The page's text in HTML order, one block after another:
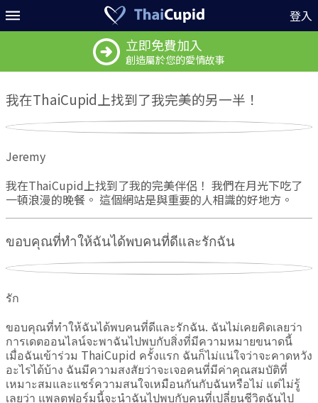
登入
立即免費加入
創造屬於您的愛情故事
我在ThaiCupid上找到了我完美的另一半！
Jeremy
我在ThaiCupid上找到了我的完美伴侶！ 我們在月光下吃了
一頓浪漫的晚餐。 這個網站是與重要的人相識的好地方。
ขอบคุณที่ทำให้ฉันได้พบคนที่ดีและรักฉัน
รัก
ขอบคุณที่ทำให้ฉันได้พบคนที่ดีและรักฉัน. ฉันไม่เคยคิดเลยว่า
การเดตออนไลน์จะพาฉันไปพบกับสิ่งที่มีความหมายขนาดนี้
เมื่อฉันเข้าร่วม ThaiCupid ครั้งแรก ฉันก็ไม่แน่ใจว่าจะคาดหวัง
อะไรได้บ้าง ฉันมีความสงสัยว่าจะเจอคนที่มีค่าคุณสมบัติที่
เหมาะสมและแชร์ความสนใจเหมือนกันกับฉันหรือไม่ แต่ไม่รู้
เลยว่า แพลตฟอร์มนี้จะนำฉันไปพบกับคนที่เปลี่ยนชีวิตฉันไป